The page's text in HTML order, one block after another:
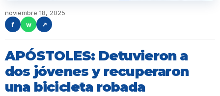
noviembre 18, 2025
f
w ↗
APÓSTOLES: Detuvieron a
dos jóvenes y recuperaron
una bicicleta robada